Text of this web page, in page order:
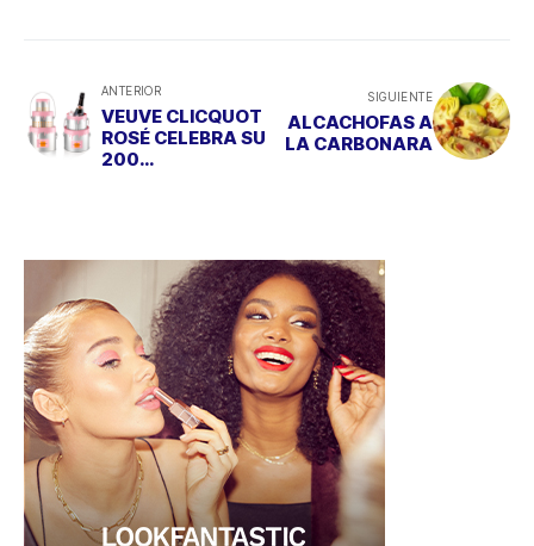
ANTERIOR
VEUVE CLICQUOT
ROSÉ CELEBRA SU
200
SIGUIENTE
ALCACHOFAS A
LA CARBONARA